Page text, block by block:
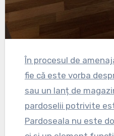
În procesul de amenajare a unui magazin,
fie că este vorba
sau un lanț de
pardoselii potrivite
Pardoseala nu este